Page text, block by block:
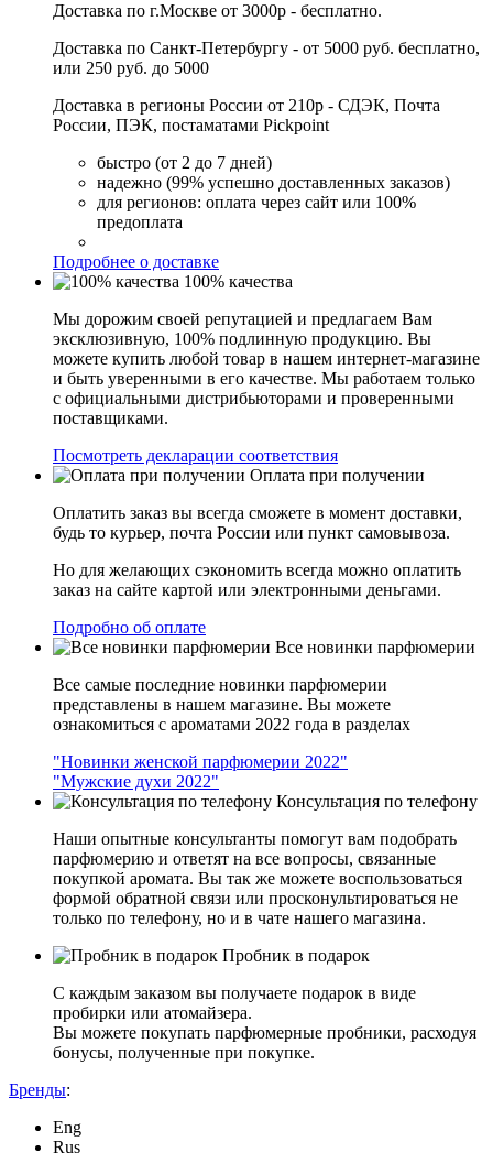
Доставка по г.Москве от 3000р - бесплатно.
Доставка по Санкт-Петербургу - от 5000 руб. бесплатно,
или 250 руб. до 5000
Доставка в регионы России от 210р - СДЭК, Почта
России, ПЭК, постаматами Pickpoint
быстро (от 2 до 7 дней)
надежно (99% успешно доставленных заказов)
для регионов: оплата через сайт или 100%
предоплата
Подробнее о доставке
100% качества
Мы дорожим своей репутацией и предлагаем Вам
эксклюзивную, 100% подлинную продукцию. Вы
можете купить любой товар в нашем интернет-магазине
и быть уверенными в его качестве. Мы работаем только
с официальными дистрибьюторами и проверенными
поставщиками.
Посмотреть декларации соответствия
Оплата при получении
Оплатить заказ вы всегда сможете в момент доставки,
будь то курьер, почта России или пункт самовывоза.
Но для желающих сэкономить всегда можно оплатить
заказ на сайте картой или электронными деньгами.
Подробно об оплате
Все новинки парфюмерии
Все самые последние новинки парфюмерии
представлены в нашем магазине. Вы можете
ознакомиться с ароматами 2022 года в разделах
"Новинки женской парфюмерии 2022"
"Мужские духи 2022"
Консультация по телефону
Наши опытные консультанты помогут вам подобрать
парфюмерию и ответят на все вопросы, связанные
покупкой аромата. Вы так же можете воспользоваться
формой обратной связи или просконультироваться не
только по телефону, но и в чате нашего магазина.
Пробник в подарок
С каждым заказом вы получаете подарок в виде
пробирки или атомайзера.
Вы можете покупать парфюмерные пробники, расходуя
бонусы, полученные при покупке.
Бренды:
Eng
Rus